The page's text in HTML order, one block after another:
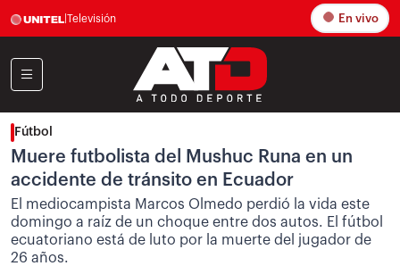
Televisión En vivo
Fútbol
Muere futbolista del Mushuc Runa en un
accidente de tránsito en Ecuador
El mediocampista Marcos Olmedo perdió la vida este
domingo a raíz de un choque entre dos autos. El fútbol
ecuatoriano está de luto por la muerte del jugador de
26 años.